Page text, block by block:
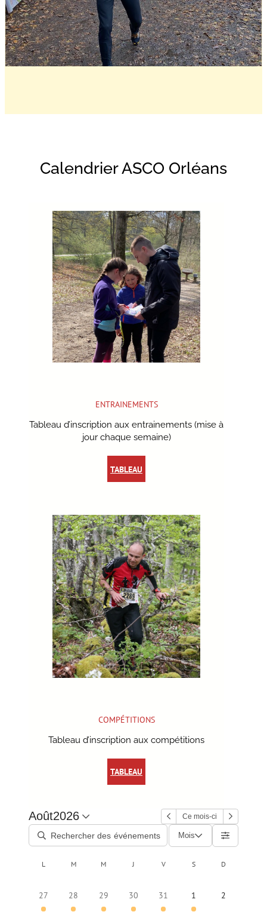
Calendrier ASCO Orléans
ENTRAINEMENTS
Tableau d’inscription aux entrainements (mise à
jour chaque semaine)
TABLEAU
COMPÉTITIONS
Tableau d’inscription aux compétitions
TABLEAU
Août2026 Ce mois-ci
Mois
L M M J V S D
27 28 29 30 31 1 2